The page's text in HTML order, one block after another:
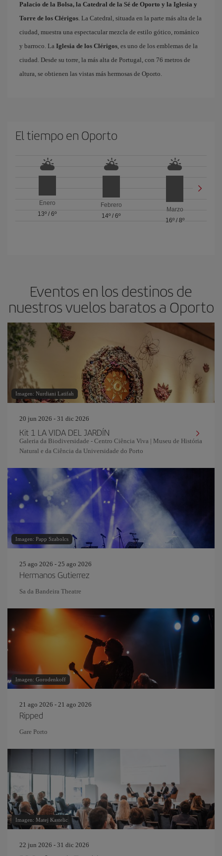
Palacio de la Bolsa, la Catedral de la Sé de Oporto y la Iglesia y
Torre de los Clérigos. La Catedral, situada en la parte más alta de la
ciudad, muestra una espectacular mezcla de estilo gótico, románico
y barroco. La Iglesia de los Clérigos, es uno de los emblemas de la
ciudad. Desde su torre, la más alta de Portugal, con 76 metros de
altura, se obtienen las vistas más hermosas de Oporto.
El tiempo en Oporto
Enero
13º /6º
Febrero
14º / 6º
Marzo
16º/ 8º
Eventos en los destinos de
nuestros vuelos baratos a Oporto
Imagen: Nurdiani Latifah
20 jun 2026 - 31 dic 2026
Kit 1 LA VIDA DEL JARDÍN
Galeria da Biodiversidade - Centro Ciência Viva | Museu de História
Natural e da Ciência da Universidade do Porto
Imagen: Papp Szabolcs
25 ago 2026 - 25 ago 2026
Hermanos Gutierrez
Sa da Bandeira Theatre
Imagen: Gorodenkoff
21 ago 2026 - 21 ago 2026
Ripped
Gare Porto
Imagen: Matej Kastelic
22 jun 2026 - 31 dic 2026